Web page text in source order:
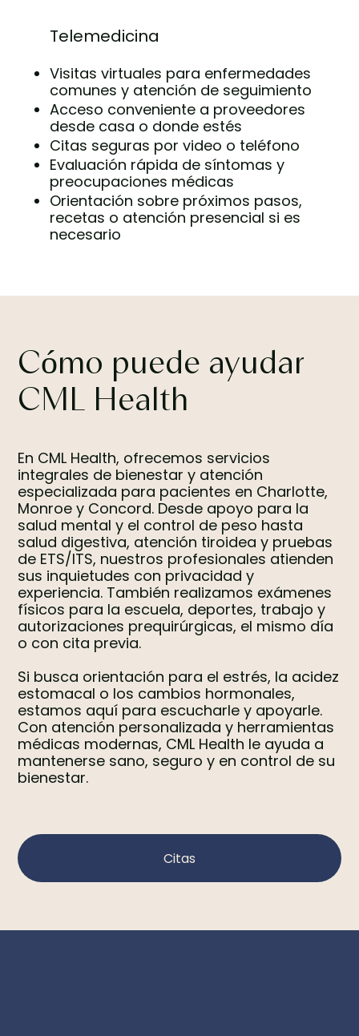
Telemedicina
Visitas virtuales para enfermedades
comunes y atención de seguimiento
Acceso conveniente a proveedores
desde casa o donde estés
Citas seguras por video o teléfono
Evaluación rápida de síntomas y
preocupaciones médicas
Orientación sobre próximos pasos,
recetas o atención presencial si es
necesario
Cómo puede ayudar
CML Health
En CML Health, ofrecemos servicios
integrales de bienestar y atención
especializada para pacientes en Charlotte,
Monroe y Concord. Desde apoyo para la
salud mental y el control de peso hasta
salud digestiva, atención tiroidea y pruebas
de ETS/ITS, nuestros profesionales atienden
sus inquietudes con privacidad y
experiencia. También realizamos exámenes
físicos para la escuela, deportes, trabajo y
autorizaciones prequirúrgicas, el mismo día
o con cita previa.
Si busca orientación para el estrés, la acidez
estomacal o los cambios hormonales,
estamos aquí para escucharle y apoyarle.
Con atención personalizada y herramientas
médicas modernas, CML Health le ayuda a
mantenerse sano, seguro y en control de su
bienestar.
Citas